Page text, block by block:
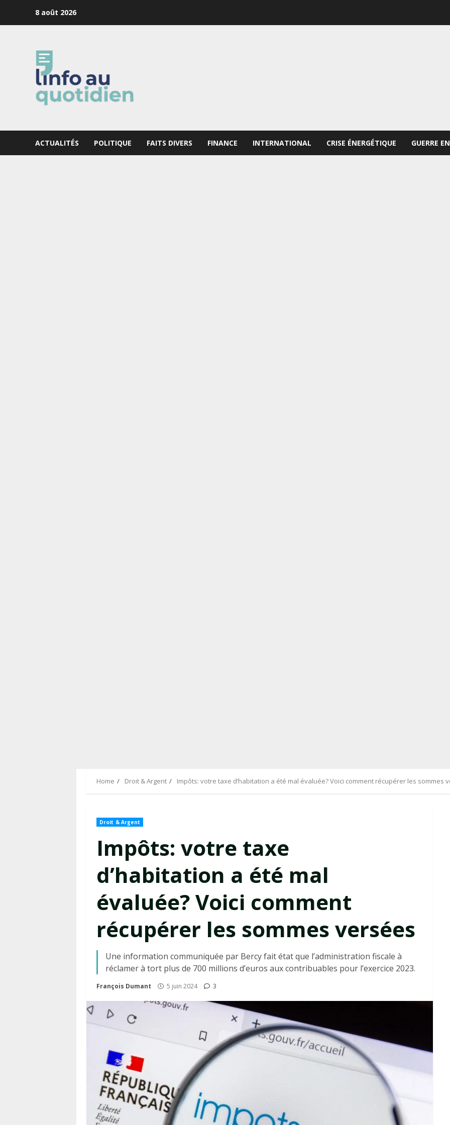
8 août 2026
ACTUALITÉS POLITIQUE FAITS DIVERS FINANCE INTERNATIONAL CRISE ÉNERGÉTIQUE GUERRE
Home Droit & Argent Impôts: votre taxe d’habitation a été mal évaluée? Voici comment récupérer les sommes
Droit & Argent
Impôts: votre taxe
d’habitation a été mal
évaluée? Voici comment
récupérer les sommes versées
Une information communiquée par Bercy fait état que l’administration fiscale à
réclamer à tort plus de 700 millions d’euros aux contribuables pour l’exercice 2023.
François Dumant 5 juin 2024 3